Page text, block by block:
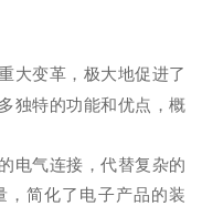
大变革，极大地促进了
独特的功能和优点，概
气连接，代替复杂的
简化了电子产品的装